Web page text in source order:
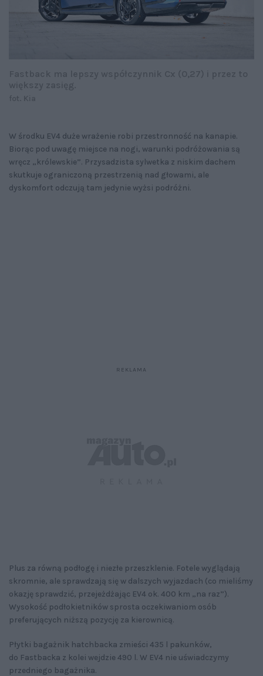
W środku EV4 duże wrażenie robi przestronność na kanapie.
Biorąc pod uwagę miejsce na nogi, warunki podróżowania są
wręcz „królewskie”. Przysadzista sylwetka z niskim dachem
skutkuje ograniczoną przestrzenią nad głowami, ale
dyskomfort odczują tam jedynie wyżsi podróżni.
Plus za równą podłogę i niezłe przeszklenie. Fotele wyglądają
skromnie, ale sprawdzają się w dalszych wyjazdach (co mieliśmy
okazję sprawdzić, przejeżdżając EV4 ok. 400 km „na raz”).
Wysokość podłokietników sprosta oczekiwaniom osób
preferujących niższą pozycję za kierownicą.
Płytki bagażnik hatchbacka zmieści 435 l pakunków,
do Fastbacka z kolei wejdzie 490 l. W EV4 nie uświadczymy
przedniego bagażnika.